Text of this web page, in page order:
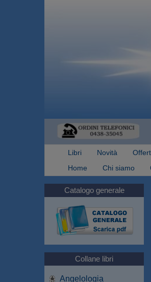
Libri Novità
Home
Chi siamo
Catalogo generale
Collane libri
Angelologia